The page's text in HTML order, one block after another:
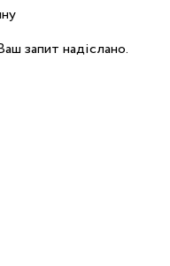
запит надіслано.